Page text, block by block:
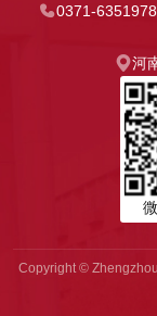
0371-
河
Copyright ©